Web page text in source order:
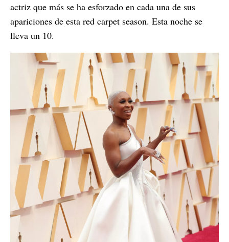
actriz que más se ha esforzado en cada una de sus
apariciones de esta red carpet season. Esta noche se
lleva un 10.